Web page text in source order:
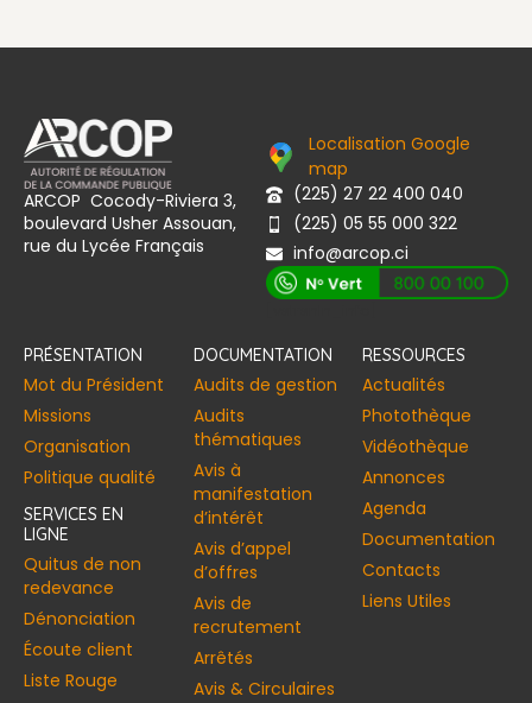
ARCOP Cocody-Riviera 3,
boulevard Usher Assouan,
rue du Lycée Français
Localisation Google
map
(225) 27 22 400 040
(225) 05 55 000 322
info@arcop.ci
PRÉSENTATION
Mot du Président
Missions
Organisation
Politique qualité
SERVICES EN
LIGNE
Quitus de non
redevance
Dénonciation
Écoute client
Liste Rouge
DOCUMENTATION
Audits de gestion
Audits
thématiques
Avis à
manifestation
d’intérêt
Avis d’appel
d’offres
Avis de
recrutement
Arrêtés
Avis & Circulaires
RESSOURCES
Actualités
Photothèque
Vidéothèque
Annonces​
Agenda
Documentation
Contacts
Liens Utiles